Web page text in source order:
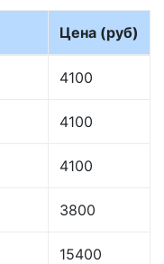
Цена (руб)
4100
4100
4100
3800
15400